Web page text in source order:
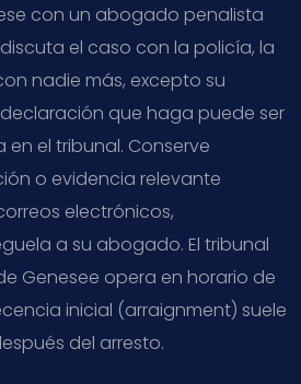
con un abogado penalista
el caso con la policía, la
nadie más, excepto su
que haga puede ser
el tribunal. Conserve
o evidencia relevante
electrónicos,
a su abogado. El tribunal
Genesee opera en horario de
inicial (arraignment) suele
del arresto.